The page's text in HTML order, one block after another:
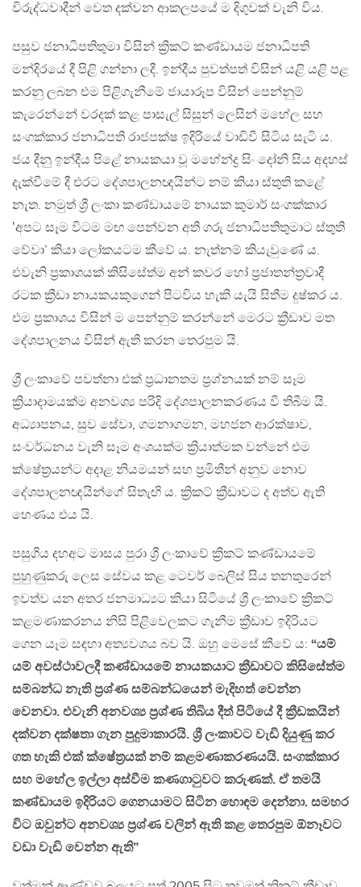
විරුද්ධවාදීන් වෙත දක්වන ආකලපයේ ම දිගුවක් වැනි විය.
පසුව ජනාධිපතිතුමා විසින් ක්‍රිකට් කණ්ඩායම ජනාධිපති
මන්දිරයේ දී පිළි ගන්නා ලදී. ඉන්දීය පුවත්පත් විසින් යළි යළි පළ
කරනු ලබන එම පිළිගැනීමේ ජායාරූප විසින් පෙන්නුම්
කැරෙන්නේ වරදක් කළ පාසැල් සිසුන් ලෙසින් මහේල සහ
සංගක්කාර ජනාධිපති රාජපක්ෂ ඉදිරියේ වාඩිවී සිටිය සැටි ය.
ජය දීනු ඉන්දීය පිළේ නායකයා වූ මහේන්ද්‍ර සිං දෝනි සිය අදහස්
දැක්වීමේ දී එරට දේශපාලනඥයින්ට නම් කියා ස්තුති කළේ
නැත. නමුත් ශ්‍රී ලංකා කණ්ඩායමේ නායක කුමාර් සංගක්කාර
‛අපට සෑම විටම මඟ පෙන්වන අති ගරු ජනාධිපතිතුමාට ස්තුති
වේවා’ කියා ලෝකයටම කීවේ ය. නැත්නම් කියැවුණේ ය.
එවැනි ප්‍රකාශයක් කිසිසේත්ම අන් කවර හෝ ප්‍රජාතන්ත්‍රවාදී
රටක ක්‍රීඩා නායකයකුගෙන් පිටවිය හැකි යැයි සිතීම දුෂ්කර ය.
එම ප්‍රකාශය විසින් ම පෙන්නුම් කරන්නේ මෙරට ක්‍රීඩාව මත
දේශපාලනය විසින් ඇති කරන තෙරපුම යි.
ශ්‍රී ලංකාවේ පවත්නා එක් ප්‍රධානතම ප්‍රශ්නයක් නම් සෑම
ක්‍රියාදාමයක්ම අනවශ්‍ය පරිදි දේශපාලනකරණය වී තිබීම යි.
අධ්‍යාපනය, සුව සේවා, ගමනාගමන, මහජන ආරක්ෂාව,
සංවර්ධනය වැනි සෑම අංශයක්ම ක්‍රියාත්මක වන්නේ එම
ක්ෂේත්‍රයන්ට අදාළ නියමයන් සහ ප්‍රමිතීන් අනුව නොව
දේශපාලනඥයින්ගේ සිතැඟි ය. ක්‍රිකට් ක්‍රීඩාවට ද අත්ව ඇති
හෙණය එය යි.
පසුගිය දහඅට මාසය පුරා ශ්‍රී ලංකාවේ ක්‍රිකට් කණ්ඩායමේ
පුහුණුකරු ලෙස සේවය කළ ටෙවර් බෙලිස් සිය තනතුරෙන්
ඉවත්ව යන අතර ජනමාධ්‍යට කියා සිටියේ ශ්‍රී ලංකාවේ ක්‍රිකට්
කළමණාකරනය නිසි පිළිවෙලකට ගැනීම ක්‍රීඩාව ඉදිරියට
ගෙන යෑම සඳහා අත්‍යවශය බව යි. ඔහු මෙසේ කීවේ ය: “යම්
යම් අවස්ථාවලදී කණ්ඩායමේ නායකයාට ක්‍රීඩාවට කිසිසේත්ම
සම්බන්ධ නැති ප්‍රශ්ණ සම්බන්ධයෙන් මැදිහත් වෙන්න
වෙනවා. එවැනි අනවශ්‍ය ප්‍රශ්ණ තිබිය දීත් පිටියේ දී ක්‍රීඩකයින්
දක්වන දක්ෂතා ගැන පුදුමාකාරයි. ශ්‍රී ලංකාවට වැඩි දියුණු කර
ගත හැකි එක් ක්ෂේත්‍රයක් නම් කළමණාකරණයයි. සංගක්කාර
සහ මහේල ඉල්ලා අස්වීම කණගාටුවට කරුණක්. ඒ තමයි
කණ්ඩායම ඉදිරියට ගෙනයාමට සිටින හොඳම දෙන්නා. සමහර
විට ඔවුන්ට අනවශ්‍ය ප්‍රශ්ණ වලින් ඇති කළ තෙරපුම ඕනෑවට
වඩා වැඩි වෙන්න ඇති”